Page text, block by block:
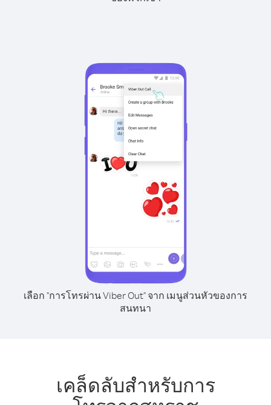
เลือก "การโทรผ่าน Viber Out" จาก เมนูส่วนหัวของการ
สนทนา
เคล็ดลับสำหรับการ